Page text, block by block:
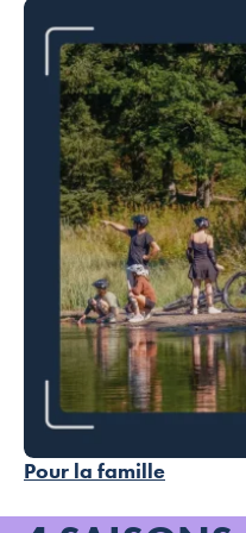
Pour la famille